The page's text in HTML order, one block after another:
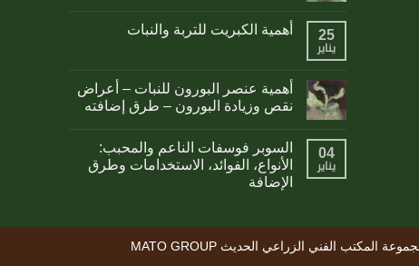
25
يناير
أهمية الكبريت للتربة والنبات
أهمية عنصر البورون للنبات – أعراض
نقص وزيادة البورون – طرق إضافته
04
يناير
السوبر فوسفات الناعم والمحبب:
الأنواع، الفوائد، الاستخدامات وطرق
الإضافة